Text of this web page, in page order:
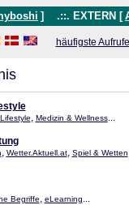
] .::. EXTERN [
häufigste Aufrufe
, Medizin & Wellness...
, Wetter.Aktuell.at, Spiel & Wetten
Begriffe, eLearning...